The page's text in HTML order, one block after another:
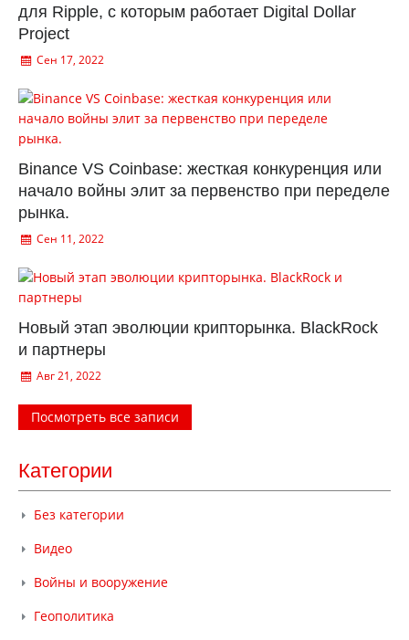
для Ripple, с которым работает Digital Dollar
Project
Сен 17, 2022
Binance VS Coinbase: жесткая конкуренция или
начало войны элит за первенство при переделе
рынка.
Сен 11, 2022
Новый этап эволюции крипторынка. BlackRock
и партнеры
Авг 21, 2022
Посмотреть все записи
Категории
Без категории
Видео
Войны и вооружение
Геополитика